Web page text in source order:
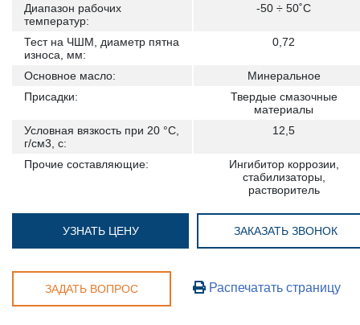
Диапазон рабочих
температур:
-50 ÷ 50˚С
Тест на ЧШМ, диаметр пятна
износа, мм:
0,72
Основное масло:
Минеральное
Присадки:
Твердые смазочные
материалы
Условная вязкость при 20 °С,
г/см3, с:
12,5
Прочие составляющие:
Ингибитор коррозии,
стабилизаторы,
растворитель
УЗНАТЬ ЦЕНУ ЗАКАЗАТЬ ЗВОНОК
ЗАДАТЬ ВОПРОС Распечатать страницу